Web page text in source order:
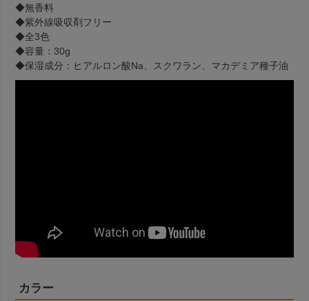
◆無香料
◆紫外線吸収剤フリー
◆全3色
◆容量：30g
◆保湿成分：ヒアルロン酸Na、スクワラン、マカデミア種子油
カラー